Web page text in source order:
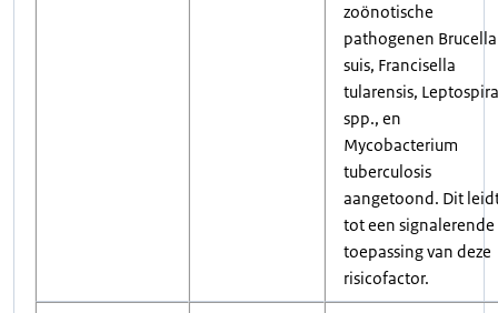
zoönotische
pathogenen Brucella
suis, Francisella
tularensis, Leptospira
spp., en
Mycobacterium
tuberculosis
aangetoond. Dit
tot een signalerende
toepassing van deze
risicofactor.